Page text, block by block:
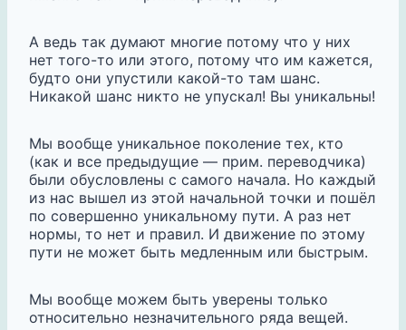
А ведь так думают многие потому что у них
нет того-то или этого, потому что им кажется,
будто они упустили какой-то там шанс.
Никакой шанс никто не упускал! Вы уникальны!
Мы вообще уникальное поколение тех, кто
(как и все предыдущие — прим. переводчика)
были обусловлены с самого начала. Но каждый
из нас вышел из этой начальной точки и пошёл
по совершенно уникальному пути. А раз нет
нормы, то нет и правил. И движение по этому
пути не может быть медленным или быстрым.
Мы вообще можем быть уверены только
относительно незначительного ряда вещей.